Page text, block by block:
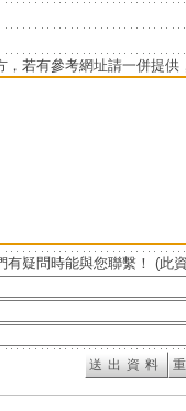
，若有參考網址請一併提供
有疑問時能與您聯繫！ (此